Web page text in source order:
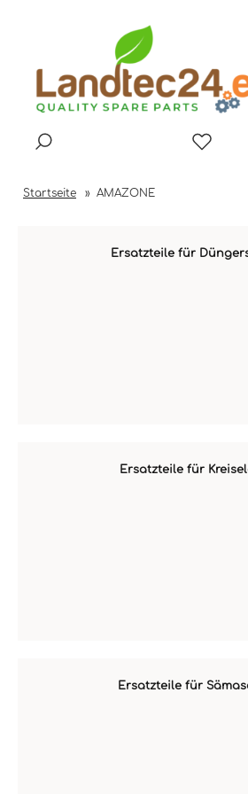
Startseite » AMAZONE
Ersatzteile für
Ersatzteile für
Ersatzteile für